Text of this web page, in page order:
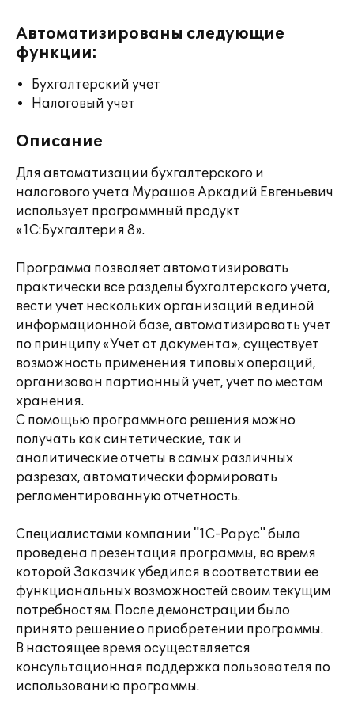
Автоматизированы следующие
функции:
Бухгалтерский учет
Налоговый учет
Описание
Для автоматизации бухгалтерского и
налогового учета Мурашов Аркадий Евгеньевич
использует программный продукт
«1С:Бухгалтерия 8».
Программа позволяет автоматизировать
практически все разделы бухгалтерского учета,
вести учет нескольких организаций в единой
информационной базе, автоматизировать учет
по принципу «Учет от документа», существует
возможность применения типовых операций,
организован партионный учет, учет по местам
хранения.
С помощью программного решения можно
получать как синтетические, так и
аналитические отчеты в самых различных
разрезах, автоматически формировать
регламентированную отчетность.
Специалистами компании "1С-Рарус" была
проведена презентация программы, во время
которой Заказчик убедился в соответствии ее
функциональных возможностей своим текущим
потребностям. После демонстрации было
принято решение о приобретении программы.
В настоящее время осуществляется
консультационная поддержка пользователя по
использованию программы.